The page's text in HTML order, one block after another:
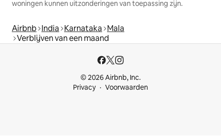
woningen kunnen uitzonderingen van toepassing zijn.
Airbnb India Karnataka Mala
Verblijven van een maand
© 2026 Airbnb, Inc.
Privacy
Voorwaarden